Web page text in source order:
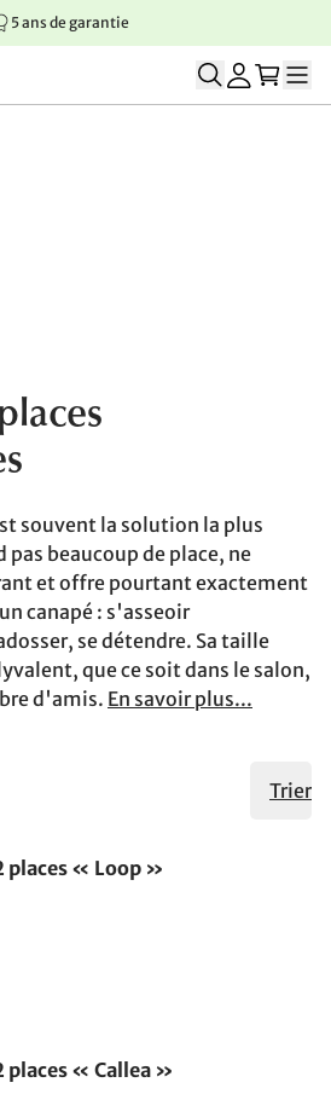
5 ans de garantie
souvent la solution la plus
pas beaucoup de place, ne
et offre pourtant exactement
canapé : s'asseoir
se détendre. Sa taille
que ce soit dans le salon,
d'amis. En savoir plus...
Trier
places « Loop »
places « Callea »